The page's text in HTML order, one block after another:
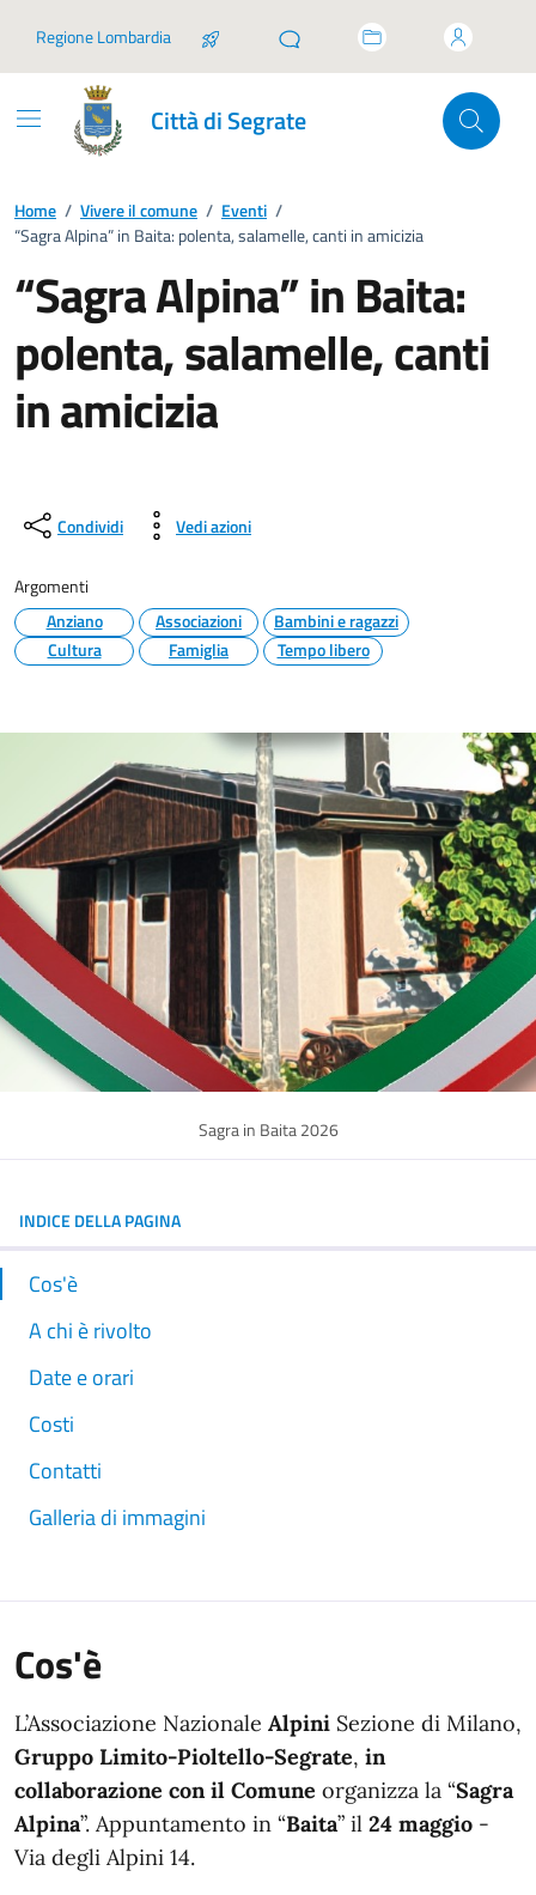
Regione Lombardia
Città di Segrate
Home / Vivere il comune / Eventi /
“Sagra Alpina” in Baita: polenta, salamelle, canti in amicizia
“Sagra Alpina” in Baita:
polenta, salamelle, canti
in amicizia
Condividi Vedi azioni
Argomenti
Anziano
Associazioni
Bambini e ragazzi
Cultura
Famiglia Tempo libero
Sagra in Baita 2026
INDICE DELLA PAGINA
Cos'è
A chi è rivolto
Date e orari
Costi
Contatti
Galleria di immagini
Cos'è
L’Associazione Nazionale Alpini Sezione di Milano,
Gruppo Limito-Pioltello-Segrate, in
collaborazione con il Comune organizza la “Sagra
Alpina”. Appuntamento in “Baita” il 24 maggio -
Via degli Alpini 14.